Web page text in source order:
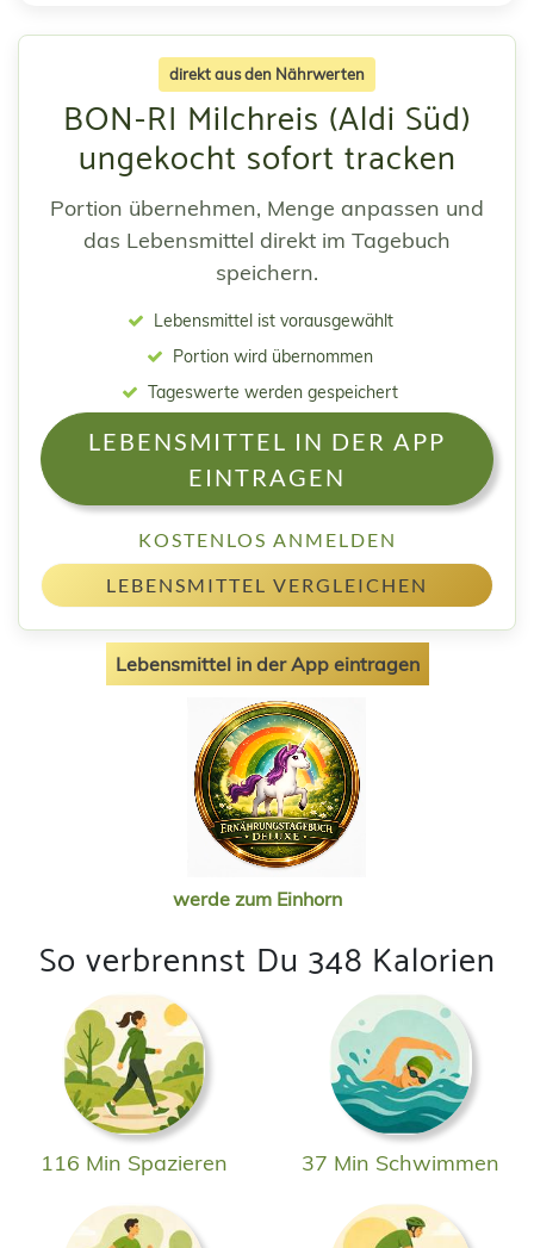
direkt aus den Nährwerten
BON-RI Milchreis (Aldi Süd)
ungekocht sofort tracken
Portion übernehmen, Menge anpassen und
das Lebensmittel direkt im Tagebuch
speichern.
Lebensmittel ist vorausgewählt
Portion wird übernommen
Tageswerte werden gespeichert
LEBENSMITTEL IN DER APP
EINTRAGEN
KOSTENLOS ANMELDEN
LEBENSMITTEL VERGLEICHEN
Lebensmittel in der App eintragen
werde zum Einhorn
So verbrennst Du 348 Kalorien
116 Min Spazieren 37 Min Schwimmen